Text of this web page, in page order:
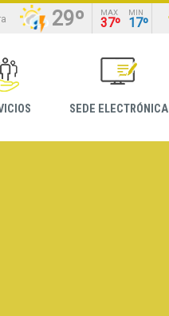
29º MAX
37º
MIN
17º
SEDE ELECTRÓNICA